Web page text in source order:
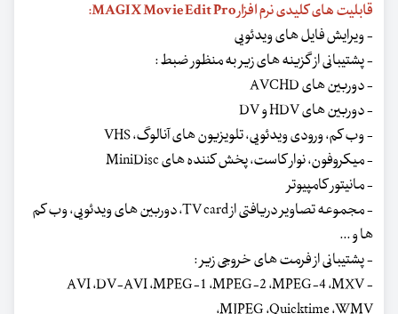
قابلیت های کلیدی نرم افزار MAGIX Movie Edit Pro:
- ویرایش فایل های ویدئویی
- پشتیبانی از گزینه های زیر به منظور ضبط :
- دوربین های AVCHD
- دوربین های HDV و DV
- وب کم، ورودی ویدئویی، تلویزیون های آنالوگ، VHS
- میکروفون، نوار کاست، پخش کننده های MiniDisc
- مانیتور کامپیوتر
- مجموعه تصاویر دریافتی از TV card، دوربین های ویدئویی، وب کم
ها و ...
- پشتیبانی از فرمت های خروجی زیر :
- AVI ،DV-AVI ،MPEG-1 ،MPEG-2 ،MPEG-4 ،MXV
،MJPEG ،Quicktime ،WMV